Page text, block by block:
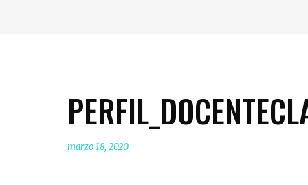
marzo 18, 2020